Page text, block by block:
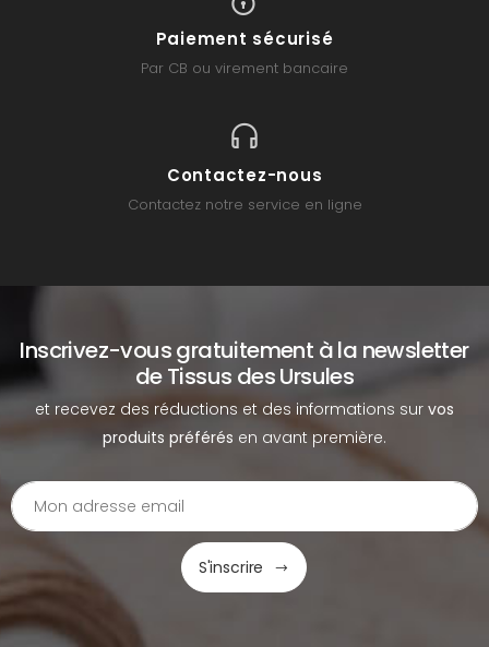
Paiement sécurisé
Par CB ou virement bancaire
Contactez-nous
Contactez notre service en ligne
Inscrivez-vous gratuitement à la newsletter
de Tissus des Ursules
et recevez des réductions et des informations sur vos
produits préférés en avant première.
S'inscrire